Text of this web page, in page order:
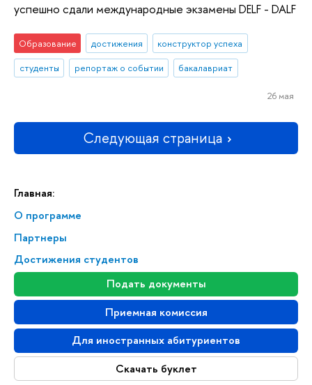
Главная:
О программе
Партнеры
Достижения студентов
Подать документы
Приемная комиссия
Для иностранных абитуриентов
Скачать буклет
успешно сдали международные экзамены DELF - DALF
Образование достижения
конструктор успеха
студенты
репортаж о событии бакалавриат
26 мая
Следующая страница